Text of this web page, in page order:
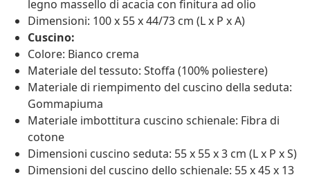
legno massello di acacia con finitura ad olio
Dimensioni: 100 x 55 x 44/73 cm (L x P x A)
Cuscino:
Colore: Bianco crema
Materiale del tessuto: Stoffa (100% poliestere)
Materiale di riempimento del cuscino della seduta:
Gommapiuma
Materiale imbottitura cuscino schienale: Fibra di
cotone
Dimensioni cuscino seduta: 55 x 55 x 3 cm (L x P x S)
Dimensioni del cuscino dello schienale: 55 x 45 x 13